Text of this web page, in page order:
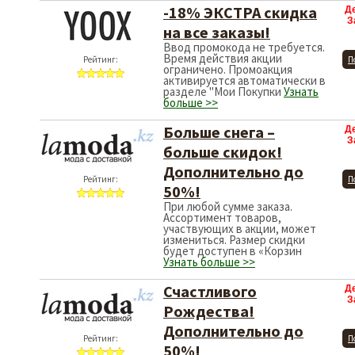
Рейтинг:
-18% ЭКСТРА скидка
на все заказы!
Ввод промокода не требуется.
Время действия акции
ограничено. Промоакция
активируется автоматически в
разделе "Мои Покупки Узнать
больше >>
Рейтинг:
Больше снега –
больше скидок!
Дополнительно до
50%!
При любой сумме заказа.
Ассортимент товаров,
участвующих в акции, может
измениться. Размер скидки
будет доступен в «Корзин
Узнать больше >>
Рейтинг:
Счастливого
Рождества!
Дополнительно до
50%!